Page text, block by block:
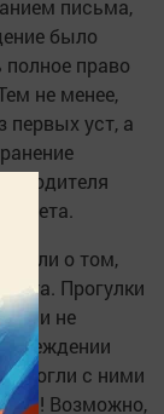
письма,
было
полное право
не менее,
первых уст, а
о том,
Прогулки
не
могли с ними
Возможно,